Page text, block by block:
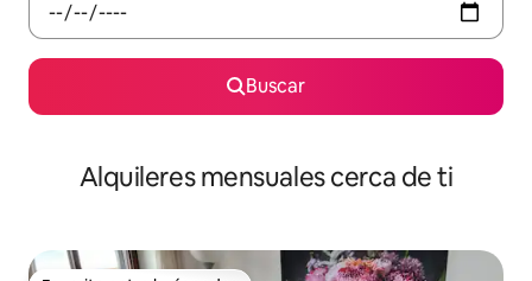
Buscar
Alquileres mensuales cerca de ti